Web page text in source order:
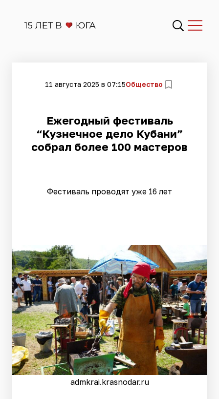
11 августа 2025 в 07:15Общество
Ежегодный фестиваль
“Кузнечное дело Кубани”
собрал более 100 мастеров
Фестиваль проводят уже 16 лет
admkrai.krasnodar.ru